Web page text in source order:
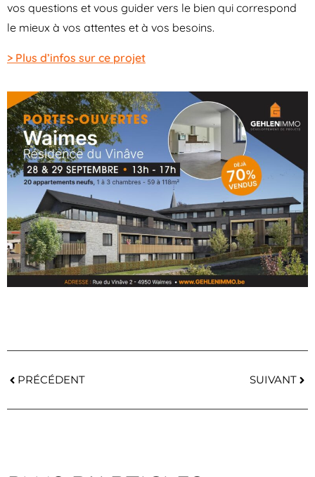
vos questions et vous guider vers le bien qui correspond
le mieux à vos attentes et à vos besoins.
> Plus d’infos sur ce projet
PRÉCÉDENT SUIVANT